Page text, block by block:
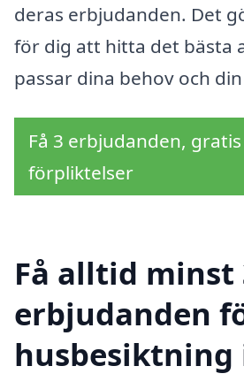
deras erbjudanden. Det
för dig att hitta det bästa
passar dina behov och
Få 3 erbjudanden,
förpliktelser
Få alltid minst
erbjudanden
husbesiktning